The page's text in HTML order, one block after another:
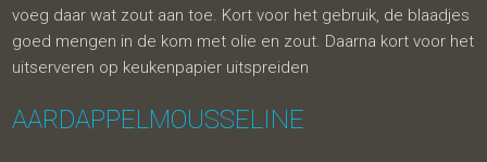
voeg daar wat zout aan toe. Kort voor het gebruik, de blaadjes
goed mengen in de kom met olie en zout. Daarna kort voor het
uitserveren op keukenpapier uitspreiden
AARDAPPELMOUSSELINE